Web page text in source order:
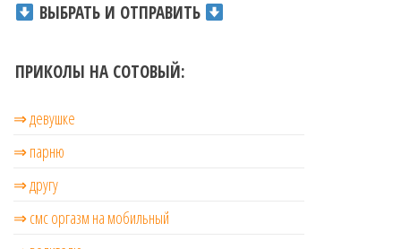
ВЫБРАТЬ И ОТПРАВИТЬ
ПРИКОЛЫ НА СОТОВЫЙ:
⇒ девушке
⇒ парню
⇒ другу
⇒ смс оргазм на мобильный